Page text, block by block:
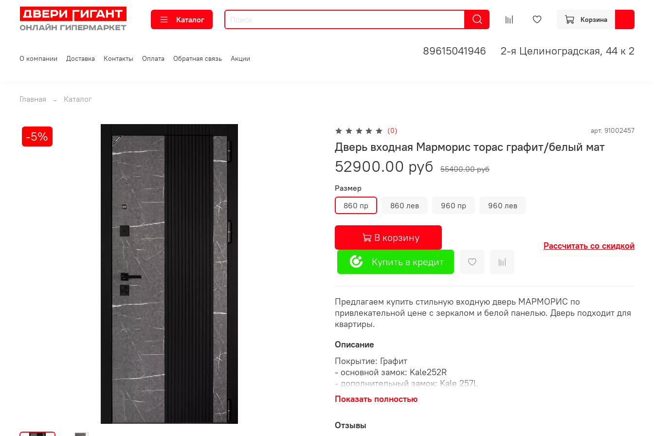
Каталог Корзина
О компании Доставка Контакты Оплата Обратная связь Акции
89615041946 2-я Целиноградская, 44 к 2
Главная Каталог
-5% (0) арт. 91002457
Дверь входная Марморис торас графит/белый мат
52900.00 руб
55400.00 руб
Размер
860 пр
860 лев 960 пр 960 лев
В корзину
Купить в кредит
Рассчитать со скидкой
Предлагаем купить стильную входную дверь МАРМОРИС по
привлекательной цене с зеркалом и белой панелью. Дверь подходит для
квартиры.
Описание
Покрытие: Графит
- основной замок: Kale252R
- дополнительный замок: Kale 257L
- ночная задвижка: есть
Ручка: раздельная (черная)
Наполнитель: Мин. плита + Изолон фольгированый 10 мм
Показать полностью
Отзывы